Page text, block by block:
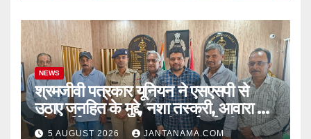
NEWS
श्रमजीवी पत्रकार यूनियन ने एसएसपी से
उठाए जनहित के मुद्दे, नशा तस्करी, आवारा पशु
और पार्किंग व्यवस्था पर की कार्रवाई की मांग
5 AUGUST 2026 JANTANAMA.COM